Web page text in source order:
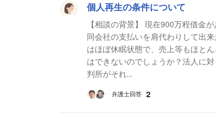
個人再生の条件について
【相談の背景】 現在900万程借金
同会社の支払いを肩代わりして出
はほぼ休眠状態で、売上等もほとんどありません。 【質問1】
はできないのでしょうか？法人に
判所がそれ...
弁護士回答 2